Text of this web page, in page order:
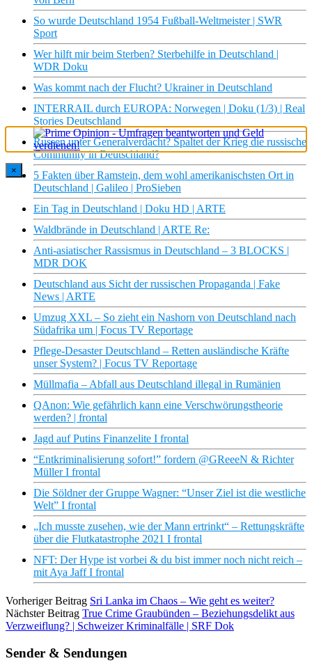
So wurde Deutschland 1954 Fußball-Weltmeister | SWR
Sport
Wer hilft mir beim Sterben? Sterbehilfe in Deutschland |
WDR Doku
Was kommt nach der Flucht? Ukrainer in Deutschland
INTERRAIL durch EUROPA: Norwegen | Doku (1/3) | Real
Stories Deutschland
Russen unter Generalverdacht? Spaltet der Krieg die russische
Community in Deutschland?
5 Fakten über Ramstein, dem wohl amerikanischsten Ort in
Deutschland | Galileo | ProSieben
Ein Tag in Deutschland | Doku HD | ARTE
Waldbrände in Deutschland | ARTE Re:
Anti-asiatischer Rassismus in Deutschland – 3 BLOCKS |
MDR DOK
Deutschland aus Sicht der russischen Propaganda | Fake
News | ARTE
Umzug XXL – So zieht ein Nashorn von Deutschland nach
Südafrika um | Focus TV Reportage
Pflege-Desaster Deutschland – Retten ausländische Kräfte
unser System? | Focus TV Reportage
Müllmafia – Abfall aus Deutschland illegal in Rumänien
QAnon: Wie gefährlich kann eine Verschwörungstheorie
werden? | frontal
Jagd auf Putins Finanzelite I frontal
“Entkriminalisierung sofort!” fordern @GReeeN & Richter
Müller I frontal
Die Söldner der Gruppe Wagner: “Unser Ziel ist die westliche
Welt” I frontal
„Ich musste zusehen, wie der Mann ertrinkt“ – Rettungskräfte
über die Flutkatastrophe 2021 I frontal
NFT: Der Hype ist vorbei & du bist immer noch nicht reich –
mit Aya Jaff I frontal
Vorheriger Beitrag Sri Lanka im Chaos – Wie geht es weiter?
Nächster Beitrag True Crime Graubünden – Beziehungsdelikt aus
Verzweiflung? | Schweizer Kriminalfälle | SRF Dok
Sender & Sendungen
×